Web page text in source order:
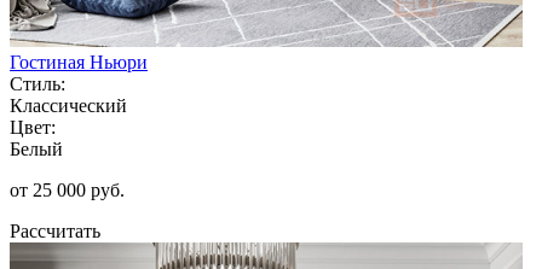
Гостиная Ньюри
Стиль:
Классический
Цвет:
Белый
от 25 000 руб.
Рассчитать